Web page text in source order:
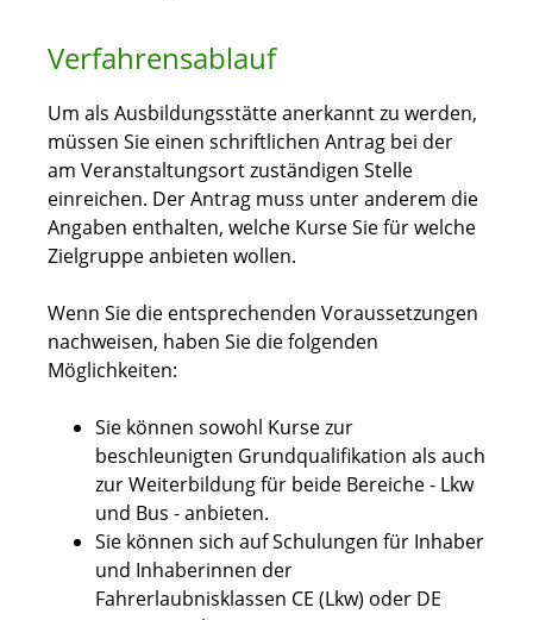
Verfahrensablauf
Um als Ausbildungsstätte anerkannt zu werden,
müssen Sie einen schriftlichen Antrag bei der
am Veranstaltungsort zuständigen Stelle
einreichen. Der Antrag muss unter anderem die
Angaben enthalten, welche Kurse Sie für welche
Zielgruppe anbieten wollen.
Wenn Sie die entsprechenden Voraussetzungen
nachweisen, haben Sie die folgenden
Möglichkeiten:
Sie können sowohl Kurse zur
beschleunigten Grundqualifkation als auch
zur Weiterbildung für beide Bereiche - Lkw
und Bus - anbieten.
Sie können sich auf Schulungen für Inhaber
und Inhaberinnen der
Fahrerlaubnisklassen CE (Lkw) oder DE